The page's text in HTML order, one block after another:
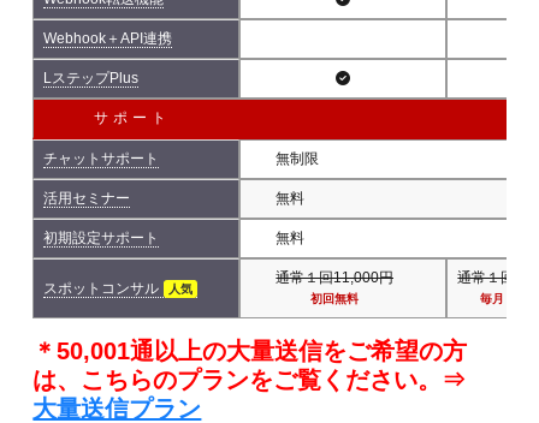
Webhook＋API連携
LステップPlus
サポート
チャットサポート 無制限
活用セミナー 無料
初期設定サポート 無料
スポットコンサル 人気
通常１回11,000円
初回無料
通常１回
毎月１回
＊50,001通以上の大量送信をご希望の方
は、こちらのプランをご覧ください。⇒
大量送信プラン